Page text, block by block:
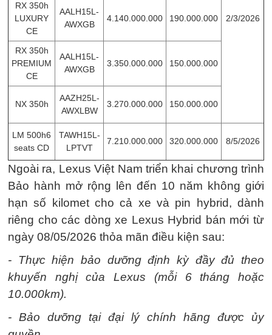
2/3/2026
RX 350h
LUXURY
CE
AALH15L-
AWXGB
4.140.000.000 190.000.000
RX 350h
PREMIUM
CE
AALH15L-
AWXGB
3.350.000.000 150.000.000
NX 350h
AAZH25L-
AWXLBW
3.270.000.000 150.000.000
LM 500h6
seats CD
TAWH15L-
LPTVT
7.210.000.000 320.000.000 8/5/2026
Ngoài ra, Lexus Việt Nam triển khai chương trình
Bảo hành mở rộng lên đến 10 năm không giới
hạn số kilomet cho cả xe và pin hybrid, dành
riêng cho các dòng xe Lexus Hybrid bán mới từ
ngày 08/05/2026 thỏa mãn điều kiện sau:
- Thực hiện bảo dưỡng định kỳ đầy đủ theo
khuyến nghị của Lexus (mỗi 6 tháng hoặc
10.000km).
- Bảo dưỡng tại đại lý chính hãng được ủy